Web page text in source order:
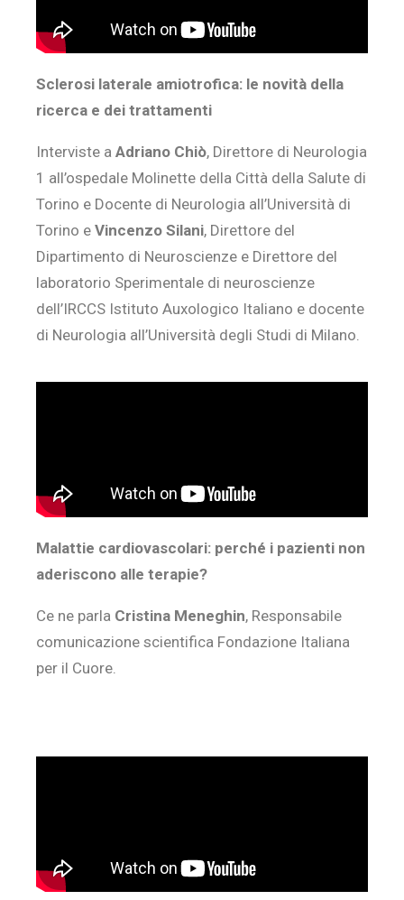
Sclerosi laterale amiotrofica: le novità della
ricerca e dei trattamenti
Interviste a Adriano Chiò, Direttore di Neurologia
1 all’ospedale Molinette della Città della Salute di
Torino e Docente di Neurologia all’Università di
Torino e Vincenzo Silani, Direttore del
Dipartimento di Neuroscienze e Direttore del
laboratorio Sperimentale di neuroscienze
dell’IRCCS Istituto Auxologico Italiano e docente
di Neurologia all’Università degli Studi di Milano.
Malattie cardiovascolari: perché i pazienti non
aderiscono alle terapie?
Ce ne parla Cristina Meneghin, Responsabile
comunicazione scientifica Fondazione Italiana
per il Cuore.